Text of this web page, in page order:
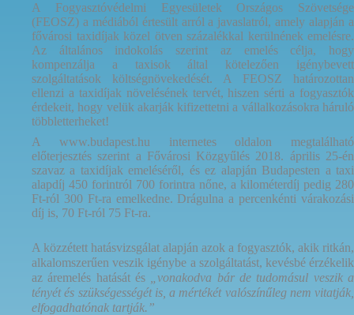
A Fogyasztóvédelmi Egyesületek Országos Szövetsége
(FEOSZ) a médiából értesült arról a javaslatról, amely alapján a
fővárosi taxidíjak közel ötven százalékkal kerülnének emelésre.
Az általános indokolás szerint az emelés célja, hogy
kompenzálja a taxisok által kötelezően igénybevett
szolgáltatások költségnövekedését. A FEOSZ határozottan
ellenzi a taxidíjak növelésének tervét, hiszen sérti a fogyasztók
érdekeit, hogy velük akarják kifizettetni a vállalkozásokra háruló
többletterheket!
A www.budapest.hu internetes oldalon megtalálható
előterjesztés szerint a Fővárosi Közgyűlés 2018. április 25-én
szavaz a taxidíjak emeléséről, és ez alapján Budapesten a taxi
alapdíj 450 forintról 700 forintra nőne, a kilométerdíj pedig 280
Ft-ról 300 Ft-ra emelkedne. Drágulna a percenkénti várakozási
díj is, 70 Ft-ról 75 Ft-ra.
A közzétett hatásvizsgálat alapján azok a fogyasztók, akik ritkán,
alkalomszerűen veszik igénybe a szolgáltatást, kevésbé érzékelik
az áremelés hatását és
„vonakodva bár de tudomásul veszik a
tényét és szükségességét is, a mértékét valószínűleg nem vitatják,
elfogadhatónak tartják.”